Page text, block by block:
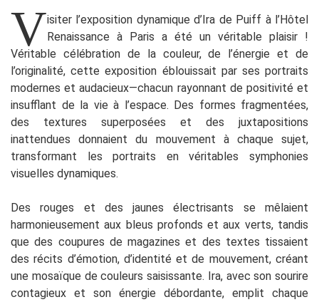
Visiter l’exposition dynamique d’Ira de Puiff à l’Hôtel
Renaissance à Paris a été un véritable plaisir !
Véritable célébration de la couleur, de l’énergie et de
l’originalité, cette exposition éblouissait par ses portraits
modernes et audacieux—chacun rayonnant de positivité et
insufflant de la vie à l’espace. Des formes fragmentées,
des textures superposées et des juxtapositions
inattendues donnaient du mouvement à chaque sujet,
transformant les portraits en véritables symphonies
visuelles dynamiques.
Des rouges et des jaunes électrisants se mêlaient
harmonieusement aux bleus profonds et aux verts, tandis
que des coupures de magazines et des textes tissaient
des récits d’émotion, d’identité et de mouvement, créant
une mosaïque de couleurs saisissante. Ira, avec son sourire
contagieux et son énergie débordante, emplit chaque